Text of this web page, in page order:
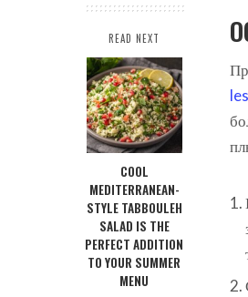
READ NEXT
COOL
MEDITERRANEAN-
STYLE TABBOULEH
SALAD IS THE
PERFECT ADDITION
TO YOUR SUMMER
MENU